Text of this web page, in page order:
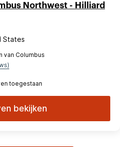
Northwest - Hilliard
States
van Columbus
toegestaan
bekijken